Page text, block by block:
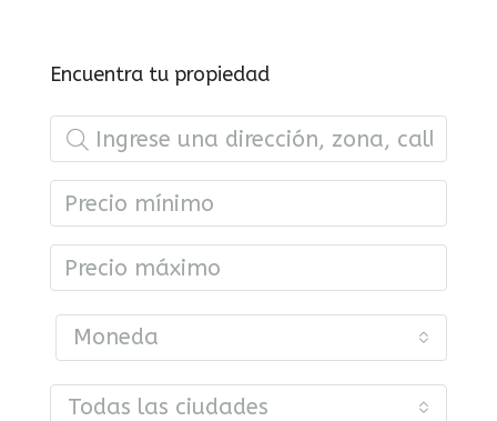
Encuentra tu propiedad
Moneda
Todas las ciudades